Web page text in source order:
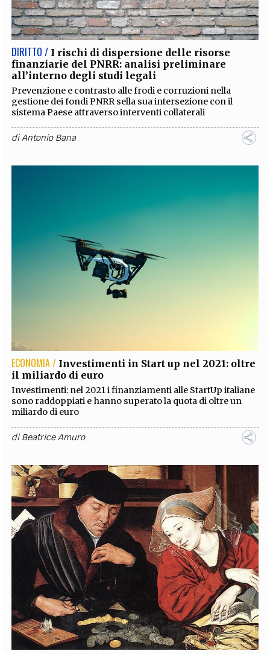
EXTRA
CODICI RUBRICHE LIBRI PROCEEDINGS PUBBLICITÀ CONTATTI
SOCIAL MEDIA
DIRITTO / I rischi di dispersione delle risorse
finanziarie del PNRR: analisi preliminare
all’interno degli studi legali
Prevenzione e contrasto alle frodi e corruzioni nella
gestione dei fondi PNRR sella sua intersezione con il
sistema Paese attraverso interventi collaterali
diAntonio Bana
ECONOMIA / Investimenti in Start up nel 2021: oltre
il miliardo di euro
Investimenti: nel 2021 i finanziamenti alle StartUp italiane
sono raddoppiati e hanno superato la quota di oltre un
miliardo di euro
diBeatrice Amuro